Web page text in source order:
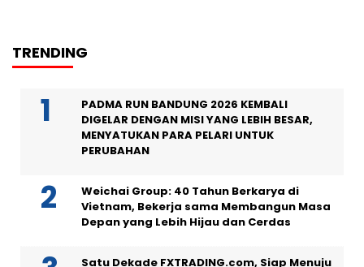
TRENDING
PADMA RUN BANDUNG 2026 KEMBALI
DIGELAR DENGAN MISI YANG LEBIH BESAR,
MENYATUKAN PARA PELARI UNTUK
PERUBAHAN
Weichai Group: 40 Tahun Berkarya di
Vietnam, Bekerja sama Membangun Masa
Depan yang Lebih Hijau dan Cerdas
Satu Dekade FXTRADING.com, Siap Menuju